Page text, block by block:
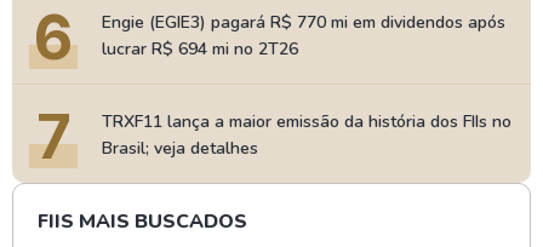
6
Engie (EGIE3) pagará R$ 770 mi em dividendos após
lucrar R$ 694 mi no 2T26
7
TRXF11 lança a maior emissão da história dos FIIs no
Brasil; veja detalhes
FIIS MAIS BUSCADOS